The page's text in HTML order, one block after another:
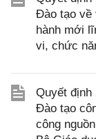
Đào tạo về
hành mới
vi, chức
Quyết
Đào tạo
công